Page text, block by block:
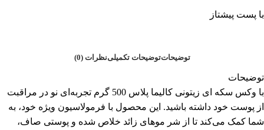
با پست پیشتاز
توضیحاتتوضیحات تکمیلینظرات (0)
توضیحات
با وکس سکه ای زیتونی کالیما پلاس 500 گرم تجربه‌ای نو در مراقبت
از پوست خود داشته باشید. این محصول با فرمولاسیون ویژه خود، به
شما کمک می‌کند تا از شر موهای زائد خلاص شده و پوستی صاف،